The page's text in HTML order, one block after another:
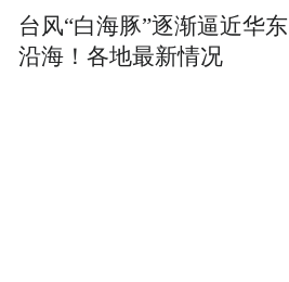
台风“白海豚”逐渐逼近华东
沿海！各地最新情况